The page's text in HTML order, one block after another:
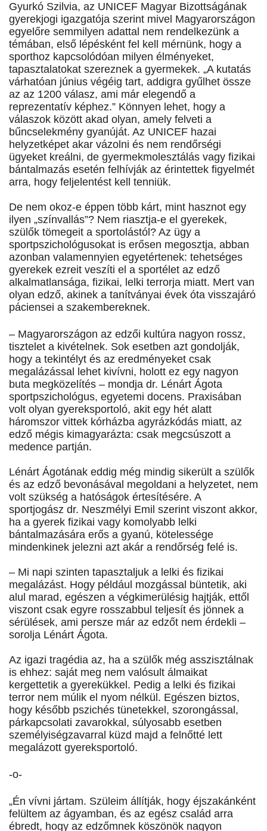
Gyurkó Szilvia, az UNICEF Magyar Bizottságának
gyerekjogi igazgatója szerint mivel Magyarországon
egyelőre semmilyen adattal nem rendelkezünk a
témában, első lépésként fel kell mérnünk, hogy a
sporthoz kapcsolódóan milyen élményeket,
tapasztalatokat szereznek a gyermekek. „A kutatás
várhatóan június végéig tart, addigra gyűlhet össze
az az 1200 válasz, ami már elegendő a
reprezentatív képhez.” Könnyen lehet, hogy a
válaszok között akad olyan, amely felveti a
bűncselekmény gyanúját. Az UNICEF hazai
helyzetképet akar vázolni és nem rendőrségi
ügyeket kreálni, de gyermekmolesztálás vagy fizikai
bántalmazás esetén felhívják az érintettek figyelmét
arra, hogy feljelentést kell tenniük.
De nem okoz-e éppen több kárt, mint hasznot egy
ilyen „színvallás”? Nem riasztja-e el gyerekek,
szülők tömegeit a sportolástól? Az ügy a
sportpszichológusokat is erősen megosztja, abban
azonban valamennyien egyetértenek: tehetséges
gyerekek ezreit veszíti el a sportélet az edző
alkalmatlansága, fizikai, lelki terrorja miatt. Mert van
olyan edző, akinek a tanítványai évek óta visszajáró
páciensei a szakembereknek.
– Magyarországon az edzői kultúra nagyon rossz,
tisztelet a kivételnek. Sok esetben azt gondolják,
hogy a tekintélyt és az eredményeket csak
megalázással lehet kivívni, holott ez egy nagyon
buta megközelítés – mondja dr. Lénárt Ágota
sportpszichológus, egyetemi docens. Praxisában
volt olyan gyereksportoló, akit egy hét alatt
háromszor vittek kórházba agyrázkódás miatt, az
edző mégis kimagyarázta: csak megcsúszott a
medence partján.
Lénárt Ágotának eddig még mindig sikerült a szülők
és az edző bevonásával megoldani a helyzetet, nem
volt szükség a hatóságok értesítésére. A
sportjogász dr. Neszmélyi Emil szerint viszont akkor,
ha a gyerek fizikai vagy komolyabb lelki
bántalmazására erős a gyanú, kötelessége
mindenkinek jelezni azt akár a rendőrség felé is.
– Mi napi szinten tapasztaljuk a lelki és fizikai
megalázást. Hogy például mozgással büntetik, aki
alul marad, egészen a végkimerülésig hajtják, ettől
viszont csak egyre rosszabbul teljesít és jönnek a
sérülések, ami persze már az edzőt nem érdekli –
sorolja Lénárt Ágota.
Az igazi tragédia az, ha a szülők még asszisztálnak
is ehhez: saját meg nem valósult álmaikat
kergettetik a gyerekükkel. Pedig a lelki és fizikai
terror nem múlik el nyom nélkül. Egészen biztos,
hogy később pszichés tünetekkel, szorongással,
párkapcsolati zavarokkal, súlyosabb esetben
személyiségzavarral küzd majd a felnőtté lett
megalázott gyereksportoló.
-o-
„Én vívni jártam. Szüleim állítják, hogy éjszakánként
felültem az ágyamban, és az egész család arra
ébredt, hogy az edzőmnek köszönök nagyon